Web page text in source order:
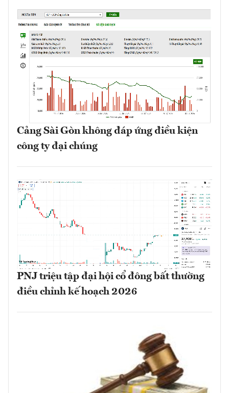
Cảng Sài Gòn không đáp ứng điều kiện
công ty đại chúng
PNJ triệu tập đại hội cổ đông bất thường
điều chỉnh kế hoạch 2026